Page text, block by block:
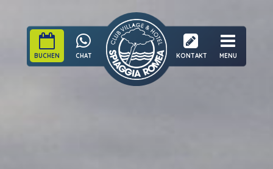
BUCHEN CHAT KONTAKT MENU